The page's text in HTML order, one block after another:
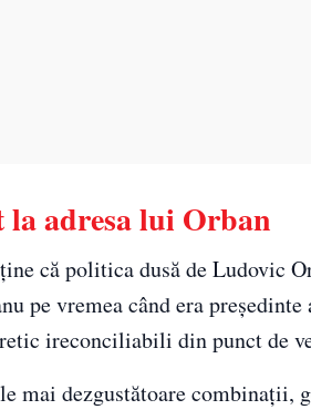
la adresa lui Orban
că politica dusă de Ludovic
pe vremea când era
ireconciliabili din punct de
mai dezgustătoare combinaţii,